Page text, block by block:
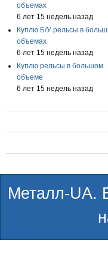
объемах
6 лет 15 недель назад
Куплю Б/У рельсы в
объемах
6 лет 15 недель назад
Куплю рельсы в большом
объеме
6 лет 15 недель назад
Металл-UA.